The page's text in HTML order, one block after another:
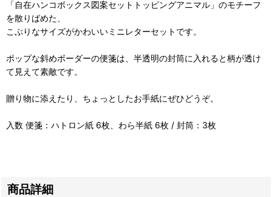
「自在ハンコボックス図案セットトッピングアニマル」のモチーフ
を散りばめた、
こぶりなサイズがかわいいミニレターセットです。
ポップな斜めボーダーの便箋は、半透明の封筒に入れると柄が透け
て見えて素敵です。
贈り物に添えたり、ちょっとしたお手紙にぜひどうぞ。
入数 便箋：ハトロン紙 6枚、わら半紙 6枚 / 封筒：3枚
商品詳細